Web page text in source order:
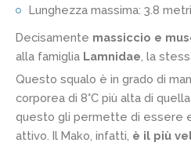
Lunghezza massima: 3.8 metri
Decisamente massiccio e
alla famiglia Lamnidae , la
Questo squalo è in grado di
corporea di 8°C più alta di
questo gli permette di essere
attivo. Il Mako, infatti, è il più